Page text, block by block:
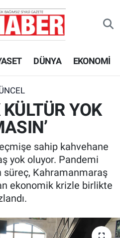
DÜNYA EKONOMİ
YOK
sahip kahvehane
yok oluyor. Pandemi
süreç, Kahramanmaraş
ekonomik krizle birlikte
Haritası
ve Fikstür